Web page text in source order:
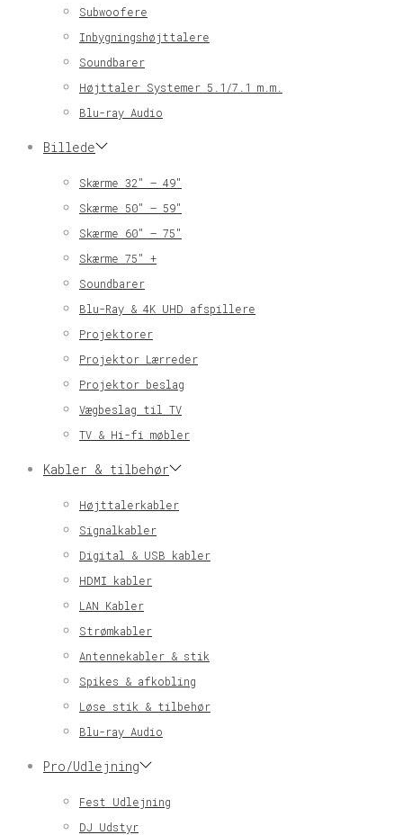
Subwoofere
Inbygningshøjttalere
Soundbarer
Højttaler Systemer 5.1/7.1 m.m.
Blu-ray Audio
Billede
Skærme 32″ – 49″
Skærme 50″ – 59″
Skærme 60″ – 75″
Skærme 75″ +
Soundbarer
Blu-Ray & 4K UHD afspillere
Projektorer
Projektor Lærreder
Projektor beslag
Vægbeslag til TV
TV & Hi-fi møbler
Kabler & tilbehør
Højttalerkabler
Signalkabler
Digital & USB kabler
HDMI kabler
LAN Kabler
Strømkabler
Antennekabler & stik
Spikes & afkobling
Løse stik & tilbehør
Blu-ray Audio
Pro/Udlejning
Fest Udlejning
DJ Udstyr